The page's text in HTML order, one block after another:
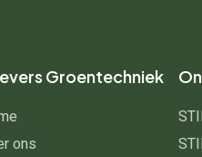
Groentechniek
ons